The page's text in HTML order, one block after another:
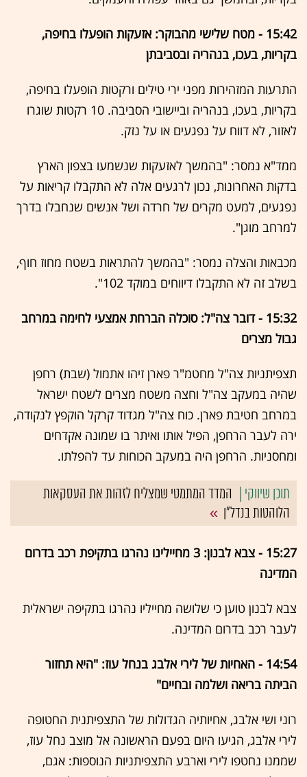
15:42 - מטח שלישי מהבוקר: אזעקות הופעלו בחיפה,
בקריות, בעכו, בנהריה ובסביבתן
התרעות המזהירות מפני ירי טילים ורקטות הופעלו בחיפה,
בקריות, בעכו, בנהריה וביישובי הסביבה. 10 רקטות שוגרו
לאזור, לא דווח על נפגעים או על נזק.
ממד"א נמסר: "בהמשך לאזעקות שנשמעו בצפון הארץ
בדקות האחרונות, נכון לרגעים אלה לא התקבלו קריאות על
נפגעים, למעט מקרים של חרדה ושל אנשים שנחבלו בדרך
למרחב מוגן".
מכבאות והצלה נמסר: "בהמשך להתראות בשטח מחוז חוף,
בשלב זה לא התקבלו דיווחים במוקד 102".
15:32 - דובר צה"ל: סוכלה הברחת אמצעי לחימה במרחב
גבול מצרים
תצפיתניות צה"ל מחטמ"ר פארן זיהו אתמול (שבת) רחפן
שהיה במעקב צה"ל וחצה משטח מצרים לשטח ישראל
במרחב חטיבת פארן. כוח צה"ל מגדוד קרקל הוקפץ לנקודה,
ירה לעבר הרחפן, הפיל אותו ואיתר בו שמונה אקדחים
ומחסניות. הרחפן היה במעקב הכוחות עד להפלתו.
המדד המתמטי שמצליח לזהות את העסקאות
הלוהטות בנדל"ן
15:27 - צבא לבנון: 3 מחיילינו נהרגו בתקיפת רכב בדרום
המדינה
צבא לבנון טוען כי שלושה מחייליו נהרגו בתקיפה ישראלית
לעבר רכב בדרום המדינה.
14:54 - האחיות של לירי אלבג בנחל עוז: "היא תחזור
הביתה בריאה ושלמה ובחיים"
רוני ושי אלבג, אחיותיה הגדולות של התצפיתנית החטופה
לירי אלבג, הגיעו היום בפעם הראשונה אל מוצב נחל עוז,
שממנו נחטפו לירי וארבע התצפיתניות הנוספות: אגם,